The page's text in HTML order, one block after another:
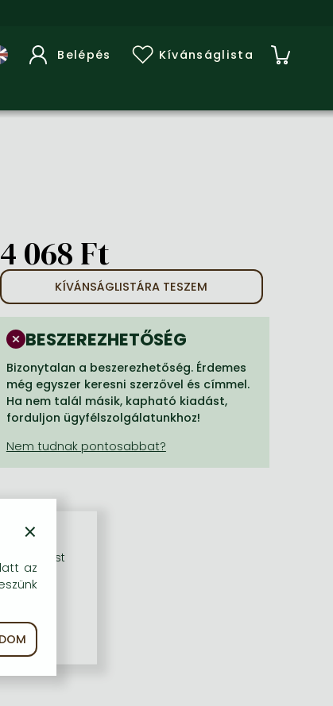
Belépés Kívánságlista
4 068 Ft
KÍVÁNSÁGLISTÁRA TESZEM
BESZEREZHETŐSÉG
Bizonytalan a beszerezhetőség. Érdemes
még egyszer keresni szerzővel és címmel.
Ha nem talál másik, kapható kiadást,
forduljon ügyfélszolgálatunkhoz!
×
az